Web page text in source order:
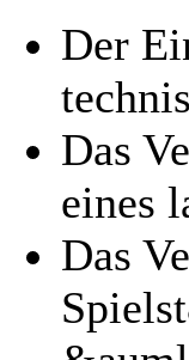
Der
Das
eines
Das